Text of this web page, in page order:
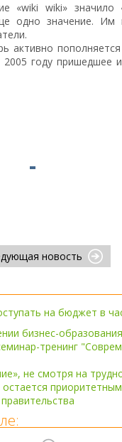
«wiki wiki»
одно значение. Им
активно
году пришедшее
новость
на бюджет в
бизнес-
тренинг
не смотря на